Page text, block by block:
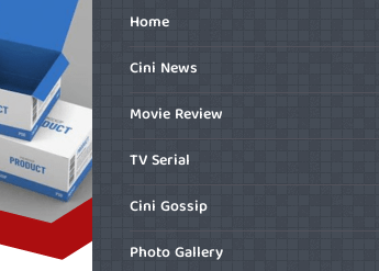
Home
Cini News
Movie Review
TV Serial
Cini Gossip
Photo Gallery